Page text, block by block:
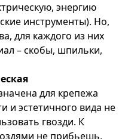
энергию
инструменты). Но,
для каждого из них
– скобы, шпильки,
для крепежа
и эстетичного вида не
гвозди. К
не прибьешь,